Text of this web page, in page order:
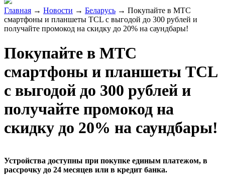
Главная → Новости → Беларусь → Покупайте в МТС
смартфоны и планшеты TCL c выгодой до 300 рублей и
получайте промокод на скидку до 20% на саундбары!
Покупайте в МТС
смартфоны и планшеты TCL
c выгодой до 300 рублей и
получайте промокод на
скидку до 20% на саундбары!
Устройства доступны при покупке единым платежом, в
рассрочку до 24 месяцев или в кредит банка.